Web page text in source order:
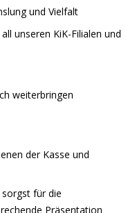
und Vielfalt
unseren KiK-Filialen und
weiterbringen
der Kasse und
für die
Präsentation